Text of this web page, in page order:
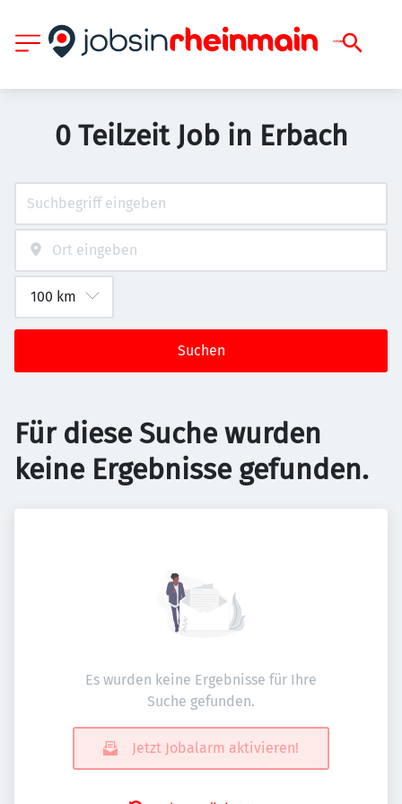
0 Teilzeit Job in Erbach
Suchen
Für diese Suche wurden
keine Ergebnisse gefunden.
Es wurden keine Ergebnisse für Ihre
Suche gefunden.
Jetzt Jobalarm aktivieren!